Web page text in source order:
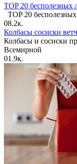
TOP 20 бесполезных
TOP 20
08.2к.
Колбасы сосиски
Колбасы и сосиски
Всемирной
01.9к.